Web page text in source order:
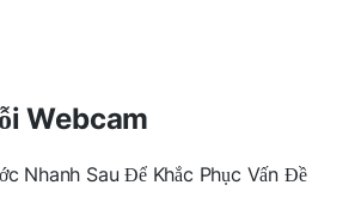
Webcam
Nhanh Sau Để Khắc Phục Vấn Đề